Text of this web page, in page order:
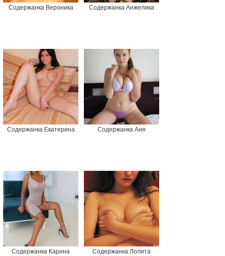
Содержанка Вероника Содержанка Анжелика
Содержанка Екатерина Содержанка Аня
Содержанка Карина Содержанка Лолита